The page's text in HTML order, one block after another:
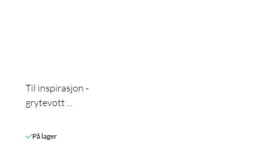
Til inspirasjon -
grytevott ...
På lager